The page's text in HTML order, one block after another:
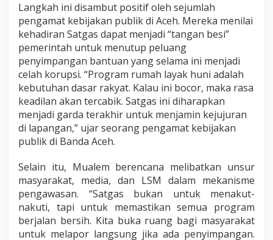
Langkah ini disambut positif oleh sejumlah
pengamat kebijakan publik di Aceh. Mereka menilai
kehadiran Satgas dapat menjadi “tangan besi”
pemerintah untuk menutup peluang
penyimpangan bantuan yang selama ini menjadi
celah korupsi. “Program rumah layak huni adalah
kebutuhan dasar rakyat. Kalau ini bocor, maka rasa
keadilan akan tercabik. Satgas ini diharapkan
menjadi garda terakhir untuk menjamin kejujuran
di lapangan,” ujar seorang pengamat kebijakan
publik di Banda Aceh.
Selain itu, Mualem berencana melibatkan unsur
masyarakat, media, dan LSM dalam mekanisme
pengawasan. “Satgas bukan untuk menakut-
nakuti, tapi untuk memastikan semua program
berjalan bersih. Kita buka ruang bagi masyarakat
untuk melapor langsung jika ada penyimpangan.